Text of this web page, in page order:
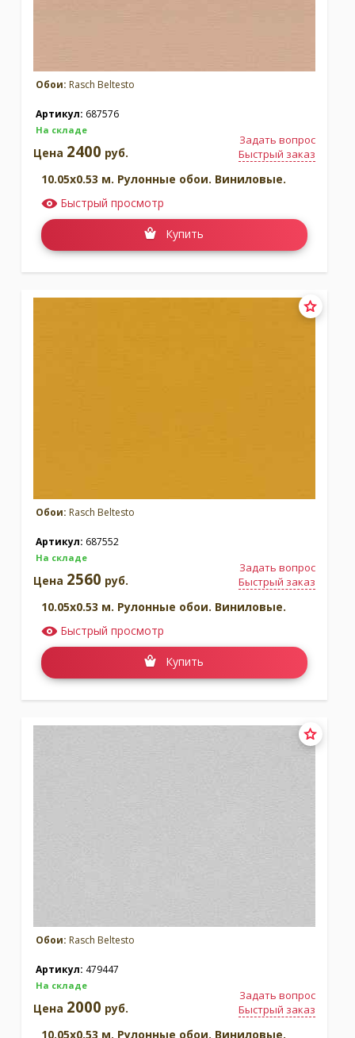
Обои: Rasch Beltesto
Артикул: 687576
На складе
Задать вопрос
Быстрый заказ
Цена 2400 руб.
10.05x0.53 м. Рулонные обои. Виниловые.
Быстрый просмотр
Купить
Обои: Rasch Beltesto
Артикул: 687552
На складе
Задать вопрос
Быстрый заказ
Цена 2560 руб.
10.05x0.53 м. Рулонные обои. Виниловые.
Быстрый просмотр
Купить
Обои: Rasch Beltesto
Артикул: 479447
На складе
Задать вопрос
Быстрый заказ
Цена 2000 руб.
10.05x0.53 м. Рулонные обои. Виниловые.